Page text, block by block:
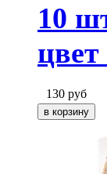
10
130 руб